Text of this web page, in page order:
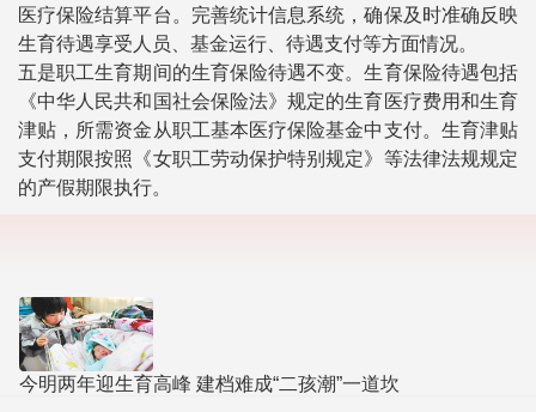
医疗保险结算平台。完善统计信息系统，确保及时准确反映
生育待遇享受人员、基金运行、待遇支付等方面情况。
五是职工生育期间的生育保险待遇不变。生育保险待遇包括
《中华人民共和国社会保险法》规定的生育医疗费用和生育
津贴，所需资金从职工基本医疗保险基金中支付。生育津贴
支付期限按照《女职工劳动保护特别规定》等法律法规规定
的产假期限执行。
今明两年迎生育高峰 建档难成“二孩潮”一道坎